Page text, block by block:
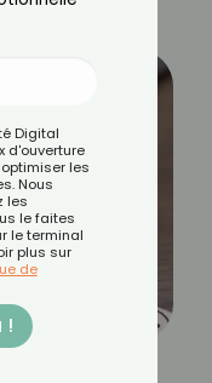
Digital
d'ouverture
les
Nous
les
le faites
le terminal
plus sur
de
!